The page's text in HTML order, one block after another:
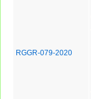
RGGR-079-2020